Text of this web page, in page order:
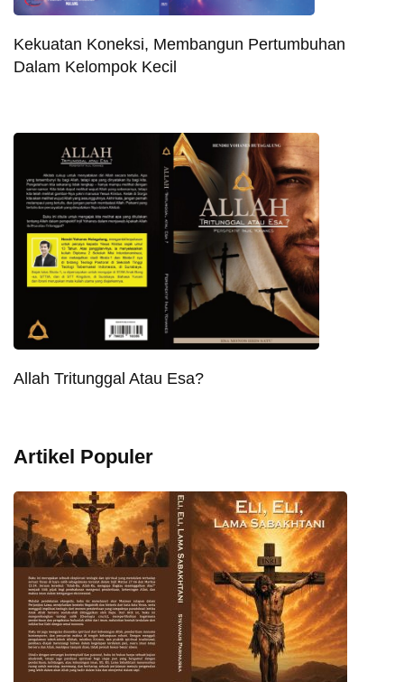
Kekuatan Koneksi, Membangun Pertumbuhan
Dalam Kelompok Kecil
Allah Tritunggal Atau Esa?
Artikel Populer